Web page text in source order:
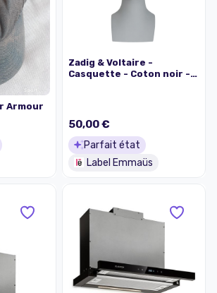
Armour
Zadig & Voltaire -
Casquette - Coton noir -
50,00 €
Parfait état
Label Emmaüs